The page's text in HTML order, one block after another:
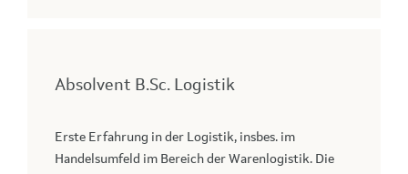
Absolvent B.Sc. Logistik
Erste Erfahrung in der Logistik, insbes. im
Handelsumfeld im Bereich der Warenlogistik. Die